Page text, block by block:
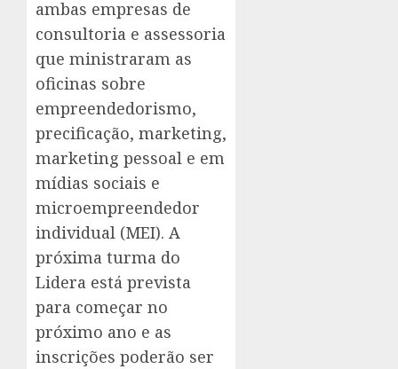
ambas empresas de
consultoria e assessoria
que ministraram as
oficinas sobre
empreendedorismo,
precificação, marketing,
marketing pessoal e em
mídias sociais e
microempreendedor
individual (MEI). A
próxima turma do
Lidera está prevista
para começar no
próximo ano e as
inscrições poderão ser